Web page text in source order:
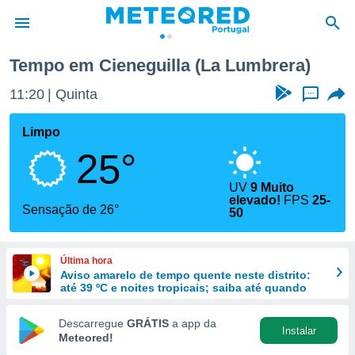
da
foi
fornecidas
a este
das
e
forma
digital
Tempo em Cieneguilla (La Lumbrera)
11:20 Quinta ...
Limpo
25°
Sensação de 26°
UV9 Muito
elevado! FPS25-
50
Última hora
Aviso amarelo de tempo quente neste distrito:
até 39 ºC e noites tropicais; saiba até quando
Descarregue GRÁTIS a app da
Meteored!
Instalar